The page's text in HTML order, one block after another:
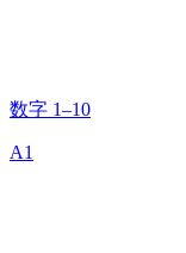
数字 1–10
A1